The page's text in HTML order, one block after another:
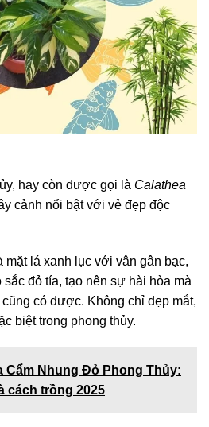
hay còn được gọi là Calathea
cảnh nổi bật với vẻ đẹp độc
lá xanh lục với vân gân bạc,
đỏ tía, tạo nên sự hài hòa mà
có được. Không chỉ đẹp mắt,
biệt trong phong thủy.
Cẩm Nhung Đỏ Phong Thủy:
cách trồng 2025